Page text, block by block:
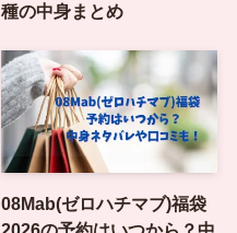
種の中身まとめ
08Mab(ゼロハチマブ)福袋